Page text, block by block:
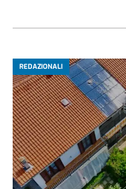
REDAZIONALI